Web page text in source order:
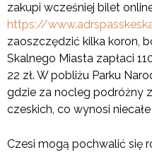
zakupi wcześniej bilet
https://
zaoszczędzić kilka koron,
Skalnego Miasta zapłaci
22 zł. W pobliżu Parku
gdzie za nocleg podróżny
czeskich, co wynosi niecałe
Czesi mogą pochwalić się